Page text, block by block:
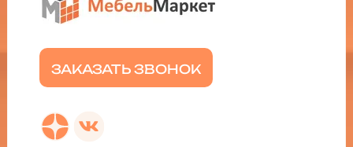
ЗАКАЗАТЬ ЗВОНОК